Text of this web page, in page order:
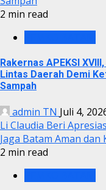
2 min read
Rakernas APEKSI
Lintas Daerah Demi
Sampah
admin TN Juli 4,
Li Claudia Beri
Jaga Batam Aman dan
2 min read